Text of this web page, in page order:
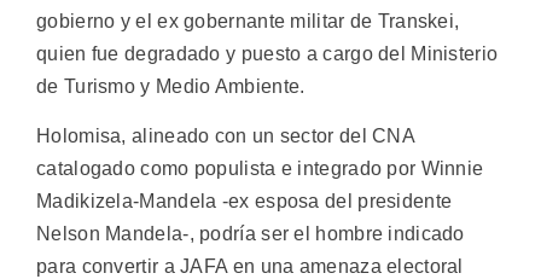
gobierno y el ex gobernante militar de Transkei,
quien fue degradado y puesto a cargo del Ministerio
de Turismo y Medio Ambiente.
Holomisa, alineado con un sector del CNA
catalogado como populista e integrado por Winnie
Madikizela-Mandela -ex esposa del presidente
Nelson Mandela-, podría ser el hombre indicado
para convertir a JAFA en una amenaza electoral